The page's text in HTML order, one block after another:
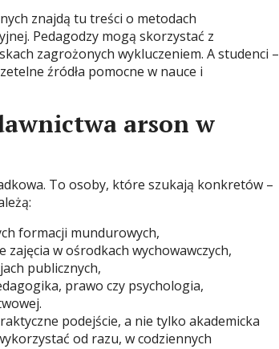
znajdą tu treści o metodach
Pedagodzy mogą skorzystać z
zagrożonych wykluczeniem. A studenci –
źródła pomocne w nauce i
arson w
To osoby, które szukają konkretów –
formacji mundurowych,
w ośrodkach wychowawczych,
publicznych,
prawo czy psychologia,
podejście, a nie tylko akademicka
od razu, w codziennych